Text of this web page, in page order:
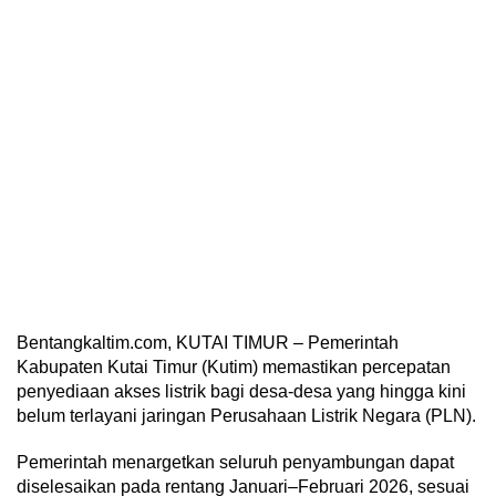
Bentangkaltim.com, KUTAI TIMUR – Pemerintah
Kabupaten Kutai Timur (Kutim) memastikan percepatan
penyediaan akses listrik bagi desa-desa yang hingga kini
belum terlayani jaringan Perusahaan Listrik Negara (PLN).
Pemerintah menargetkan seluruh penyambungan dapat
diselesaikan pada rentang Januari–Februari 2026, sesuai